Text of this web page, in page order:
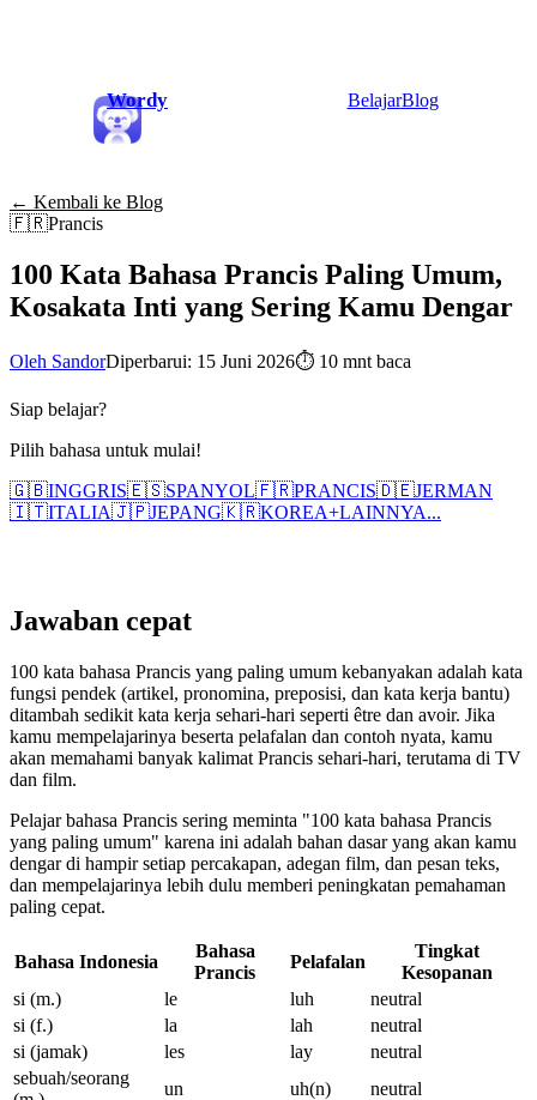
Wordy BelajarBlog
← Kembali ke Blog
🇫🇷Prancis
100 Kata Bahasa Prancis Paling Umum,
Kosakata Inti yang Sering Kamu Dengar
Oleh SandorDiperbarui: 15 Juni 2026⏱ 10 mnt baca
Siap belajar?
Pilih bahasa untuk mulai!
🇬🇧INGGRIS🇪🇸SPANYOL🇫🇷PRANCIS🇩🇪JERMAN
🇮🇹ITALIA🇯🇵JEPANG🇰🇷KOREA+LAINNYA...
Jawaban cepat
100 kata bahasa Prancis yang paling umum kebanyakan adalah kata
fungsi pendek (artikel, pronomina, preposisi, dan kata kerja bantu)
ditambah sedikit kata kerja sehari-hari seperti être dan avoir. Jika
kamu mempelajarinya beserta pelafalan dan contoh nyata, kamu
akan memahami banyak kalimat Prancis sehari-hari, terutama di TV
dan film.
Pelajar bahasa Prancis sering meminta "100 kata bahasa Prancis
yang paling umum" karena ini adalah bahan dasar yang akan kamu
dengar di hampir setiap percakapan, adegan film, dan pesan teks,
dan mempelajarinya lebih dulu memberi peningkatan pemahaman
paling cepat.
Bahasa Indonesia
Bahasa
Prancis
Pelafalan
Tingkat
Kesopanan
si (m.)
le luh
neutral
si (f.)
la lah
neutral
si (jamak)
les lay
neutral
sebuah/seorang
un uh(n)
neutral